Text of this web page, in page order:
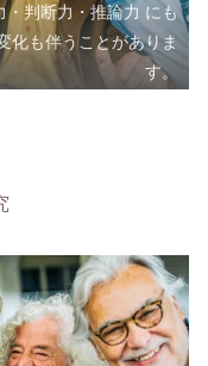
判断力・推論力 にも
化も伴うことがありま
す。